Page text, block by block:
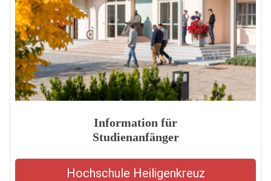
Information für
Studienanfänger
Hochschule Heiligenkreuz